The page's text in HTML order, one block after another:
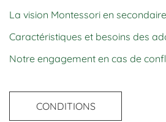
La vision Montessori en secondaire
Caractéristiques et besoins des
Notre engagement en cas de
CONDITIONS